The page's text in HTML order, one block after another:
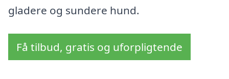
gladere og sundere hund.
Få tilbud, gratis og uforpligtende